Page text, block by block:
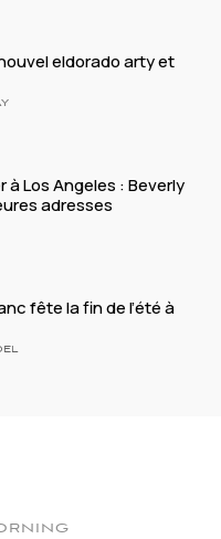
eldorado arty et
à Los Angeles : Beverly
adresses
fête la fin de l’été à